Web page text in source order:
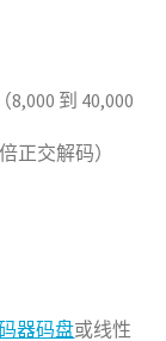
（8,000 到 40,000
正交解码）
器码盘或线性